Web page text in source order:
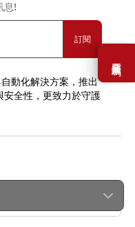
需要幫助嗎？
息!
訂閱
動化解決方案，推出
全性，更致力於守護